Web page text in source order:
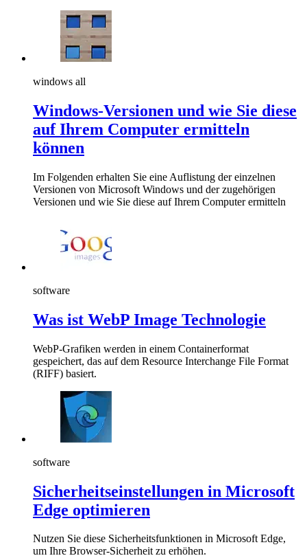
windows all
Windows-Versionen und wie Sie diese
auf Ihrem Computer ermitteln
können
Im Folgenden erhalten Sie eine Auflistung der einzelnen
Versionen von Microsoft Windows und der zugehörigen
Versionen und wie Sie diese auf Ihrem Computer ermitteln
software
Was ist WebP Image Technologie
WebP-Grafiken werden in einem Containerformat
gespeichert, das auf dem Resource Interchange File Format
(RIFF) basiert.
software
Sicherheitseinstellungen in Microsoft
Edge optimieren
Nutzen Sie diese Sicherheitsfunktionen in Microsoft Edge,
um Ihre Browser-Sicherheit zu erhöhen.